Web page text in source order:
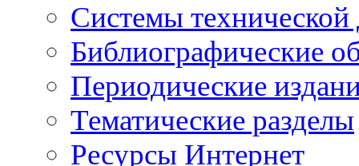
Cистемы
Библиографические
Периодические
Тематические разделы
Ресурсы Интернет